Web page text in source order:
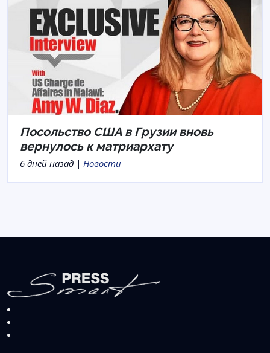
Посольство США в Грузии вновь
вернулось к матриархату
6 дней назад | Новости